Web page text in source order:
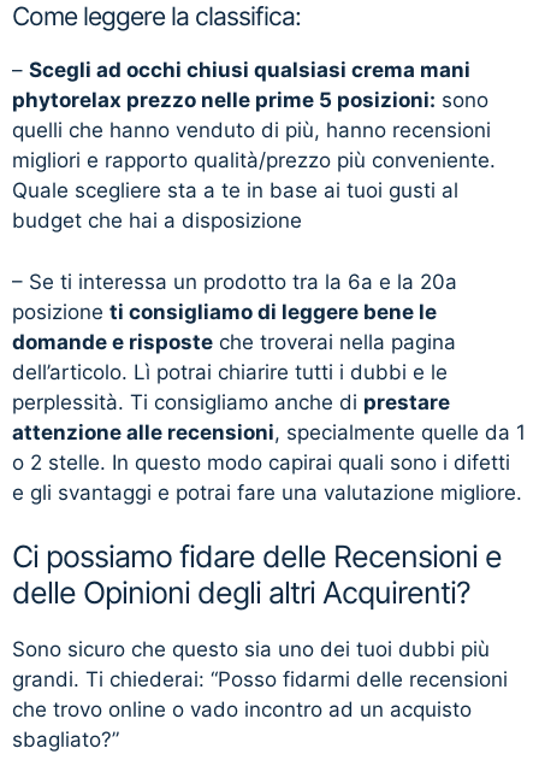
Come leggere la classifica:
– Scegli ad occhi chiusi qualsiasi crema mani
phytorelax prezzo nelle prime 5 posizioni: sono
quelli che hanno venduto di più, hanno recensioni
migliori e rapporto qualità/prezzo più conveniente.
Quale scegliere sta a te in base ai tuoi gusti al
budget che hai a disposizione
– Se ti interessa un prodotto tra la 6a e la 20a
posizione ti consigliamo di leggere bene le
domande e risposte che troverai nella pagina
dell’articolo. Lì potrai chiarire tutti i dubbi e le
perplessità. Ti consigliamo anche di prestare
attenzione alle recensioni, specialmente quelle da 1
o 2 stelle. In questo modo capirai quali sono i difetti
e gli svantaggi e potrai fare una valutazione migliore.
Ci possiamo fidare delle Recensioni e
delle Opinioni degli altri Acquirenti?
Sono sicuro che questo sia uno dei tuoi dubbi più
grandi. Ti chiederai: “Posso fidarmi delle recensioni
che trovo online o vado incontro ad un acquisto
sbagliato?”